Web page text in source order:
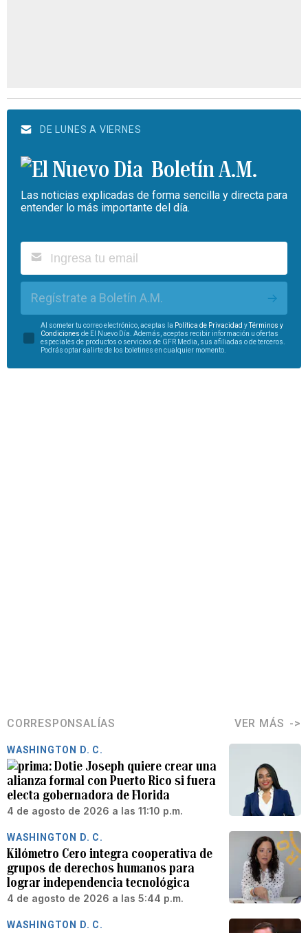
DE LUNES A VIERNES
Boletín A.M.
Las noticias explicadas de forma sencilla y directa para
entender lo más importante del día.
Regístrate a Boletín A.M.
Al someter tu correo electrónico, aceptas la Política de Privacidad y
Términos y
Condiciones de El Nuevo Día. Además, aceptas recibir información u ofertas
especiales de productos o servicios de GFR Media, sus afiliadas o de terceros.
Podrás optar salirte de los boletines en cualquier momento.
CORRESPONSALÍAS VER MÁS
WASHINGTON D. C.
Dotie Joseph quiere crear una
alianza formal con Puerto Rico si fuera
electa gobernadora de Florida
4 de agosto de 2026 a las 11:10 p.m.
WASHINGTON D. C.
Kilómetro Cero integra cooperativa de
grupos de derechos humanos para
lograr independencia tecnológica
4 de agosto de 2026 a las 5:44 p.m.
WASHINGTON D. C.